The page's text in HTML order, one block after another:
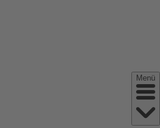
Menü